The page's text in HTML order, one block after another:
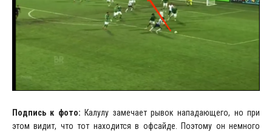
Подпись к фото: Калулу замечает рывок нападающего, но при
этом видит, что тот находится в офсайде. Поэтому он немного